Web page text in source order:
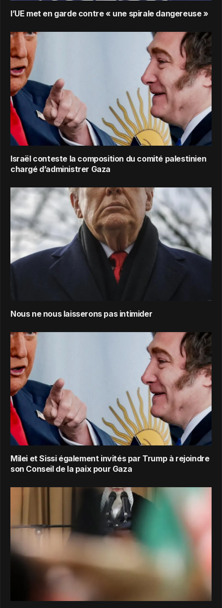
l’UE met en garde contre « une spirale dangereuse »
Israël conteste la composition du comité palestinien
chargé d’administrer Gaza
Nous ne nous laisserons pas intimider
Milei et Sissi également invités par Trump à rejoindre
son Conseil de la paix pour Gaza